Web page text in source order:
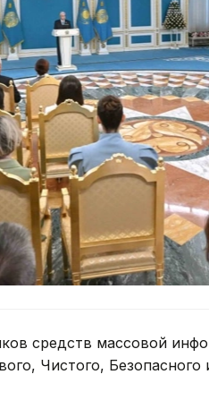
средств массовой
Чистого, Безопасного